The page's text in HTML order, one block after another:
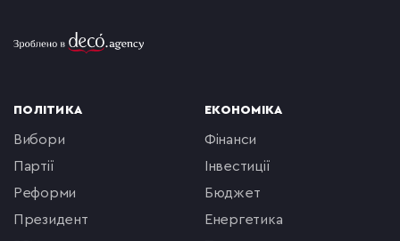
ПОЛІТИКА
вибори
партії
реформи
президент
ЕКОНОМІКА
фінанси
інвестиції
бюджет
енергетика